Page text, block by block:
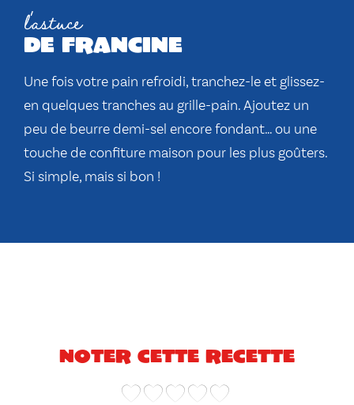
l'astuce
de francine
Une fois votre pain refroidi, tranchez-le et glissez-
en quelques tranches au grille-pain. Ajoutez un
peu de beurre demi-sel encore fondant… ou une
touche de confiture maison pour les plus goûters.
Si simple, mais si bon !
Noter cette recette